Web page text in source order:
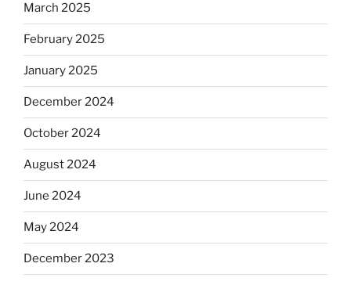
March 2025
February 2025
January 2025
December 2024
October 2024
August 2024
June 2024
May 2024
December 2023